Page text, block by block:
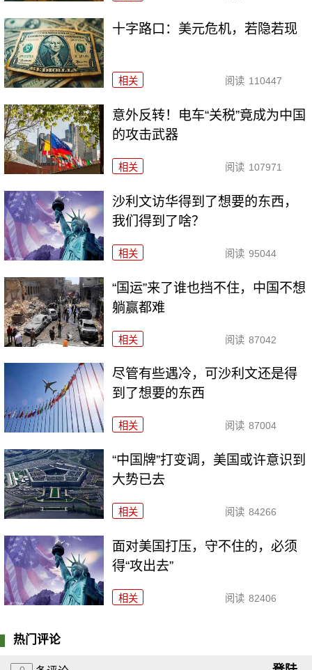
十字路口：美元危机，若隐若现
相关 阅读 110447
意外反转！电车“关税”竟成为中国
的攻击武器
相关 阅读 107971
沙利文访华得到了想要的东西，
我们得到了啥？
相关 阅读 95044
“国运”来了谁也挡不住，中国不想
躺赢都难
相关 阅读 87042
尽管有些遇冷，可沙利文还是得
到了想要的东西
相关 阅读 87004
“中国牌”打变调，美国或许意识到
大势已去
相关 阅读 84266
面对美国打压，守不住的，必须
得“攻出去”
相关 阅读 82406
热门评论